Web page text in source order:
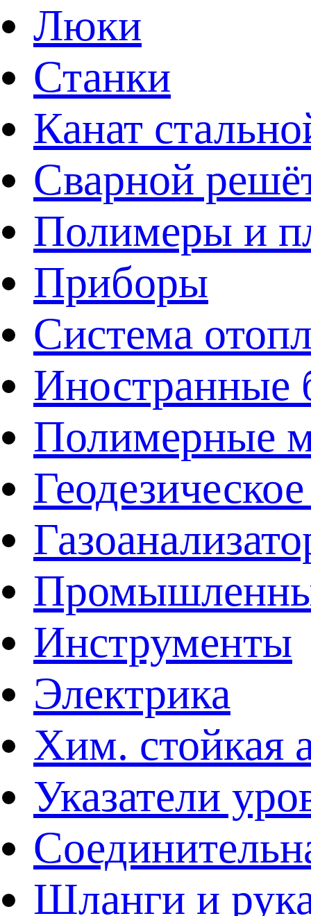
Люки
Станки
Канат
Сварной
Полимеры и
Приборы
Система
Иностранные
Полимерные
Инструменты
Электрика
Хим. стойкая
Указатели
Шланги и